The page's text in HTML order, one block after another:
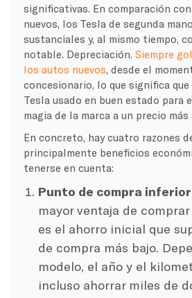
significativas. En comparación
nuevos, los Tesla de segunda
sustanciales y, al mismo tiempo,
notable. Depreciación. Siempre
los autos nuevos , desde el
concesionario, lo que significa
Tesla usado en buen estado para
magia de la marca a un precio más
En concreto, hay cuatro razones
principalmente beneficios
tenerse en cuenta:
Punto de compra
mayor ventaja de
es el ahorro inicial que
de compra más bajo.
modelo, el año y el
incluso ahorrar miles de